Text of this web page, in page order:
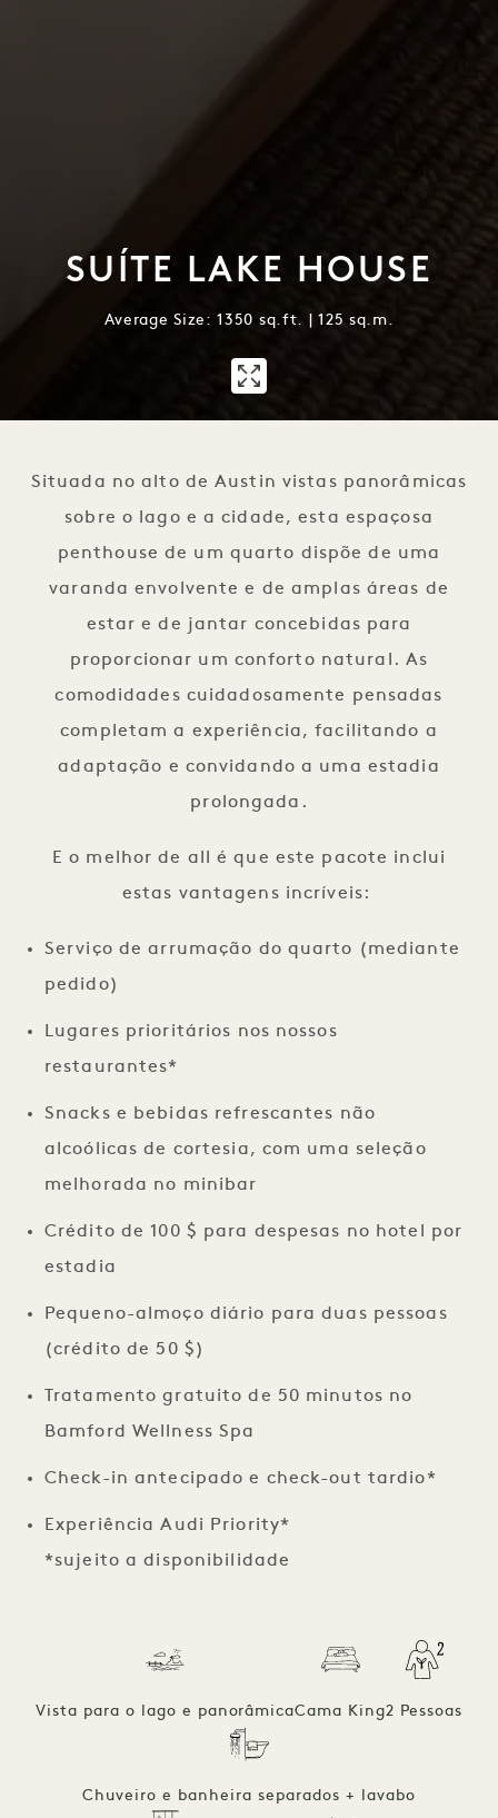
SUÍTE LAKE HOUSE
Average Size: 1350 sq.ft. | 125 sq.m.
Situada no alto de Austin vistas panorâmicas
sobre o lago e a cidade, esta espaçosa
penthouse de um quarto dispõe de uma
varanda envolvente e de amplas áreas de
estar e de jantar concebidas para
proporcionar um conforto natural. As
comodidades cuidadosamente pensadas
completam a experiência, facilitando a
adaptação e convidando a uma estadia
prolongada.
E o melhor de all é que este pacote inclui
estas vantagens incríveis:
Serviço de arrumação do quarto (mediante
pedido)
Lugares prioritários nos nossos
restaurantes*
Snacks e bebidas refrescantes não
alcoólicas de cortesia, com uma seleção
melhorada no minibar
Crédito de 100 $ para despesas no hotel por
estadia
Pequeno-almoço diário para duas pessoas
(crédito de 50 $)
Tratamento gratuito de 50 minutos no
Bamford Wellness Spa
Check-in antecipado e check-out tardio*
Experiência Audi Priority*
*sujeito a disponibilidade
Vista para o lago e panorâmicaCama King2 Pessoas
Chuveiro e banheira separados + lavabo